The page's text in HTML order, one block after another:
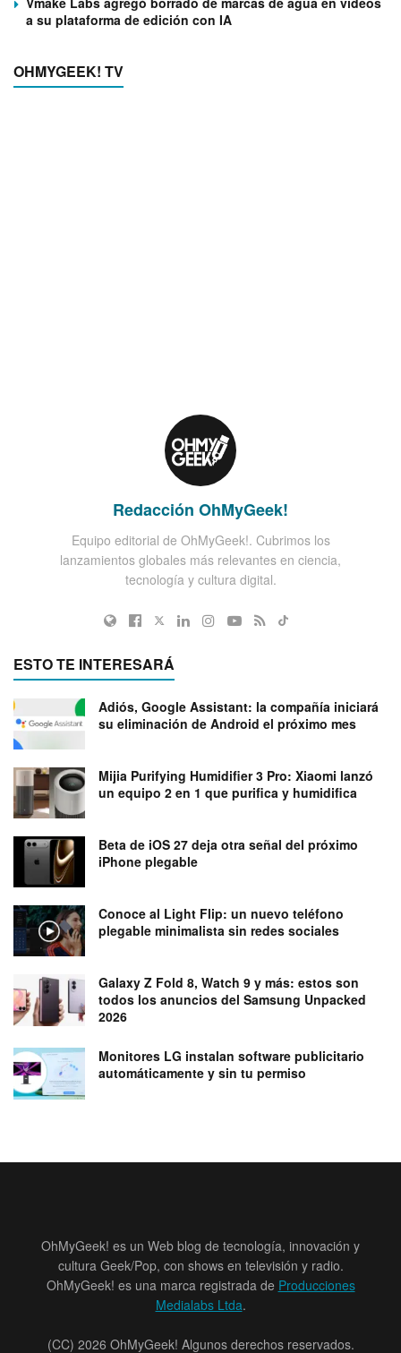
a su plataforma de edición con IA
OHMYGEEK! TV
Redacción OhMyGeek!
Equipo editorial de OhMyGeek!. Cubrimos los
lanzamientos globales más relevantes en ciencia,
tecnología y cultura digital.
ESTO TE INTERESARÁ
Adiós, Google Assistant: la compañía iniciará
su eliminación de Android el próximo mes
Mijia Purifying Humidifier 3 Pro: Xiaomi lanzó
un equipo 2 en 1 que purifica y humidifica
Beta de iOS 27 deja otra señal del próximo
iPhone plegable
Conoce al Light Flip: un nuevo teléfono
plegable minimalista sin redes sociales
Galaxy Z Fold 8, Watch 9 y más: estos son
todos los anuncios del Samsung Unpacked
2026
Monitores LG instalan software publicitario
automáticamente y sin tu permiso
OhMyGeek! es un Web blog de tecnología, innovación y
cultura Geek/Pop, con shows en televisión y radio.
OhMyGeek! es una marca registrada de Producciones
Medialabs Ltda.
(CC) 2026 OhMyGeek! Algunos derechos reservados.